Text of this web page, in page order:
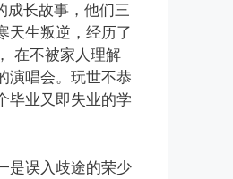
成长故事，他们三
天生叛逆，经历了
在不被家人理解
演唱会。玩世不恭
毕业又即失业的学
是误入歧途的荣少